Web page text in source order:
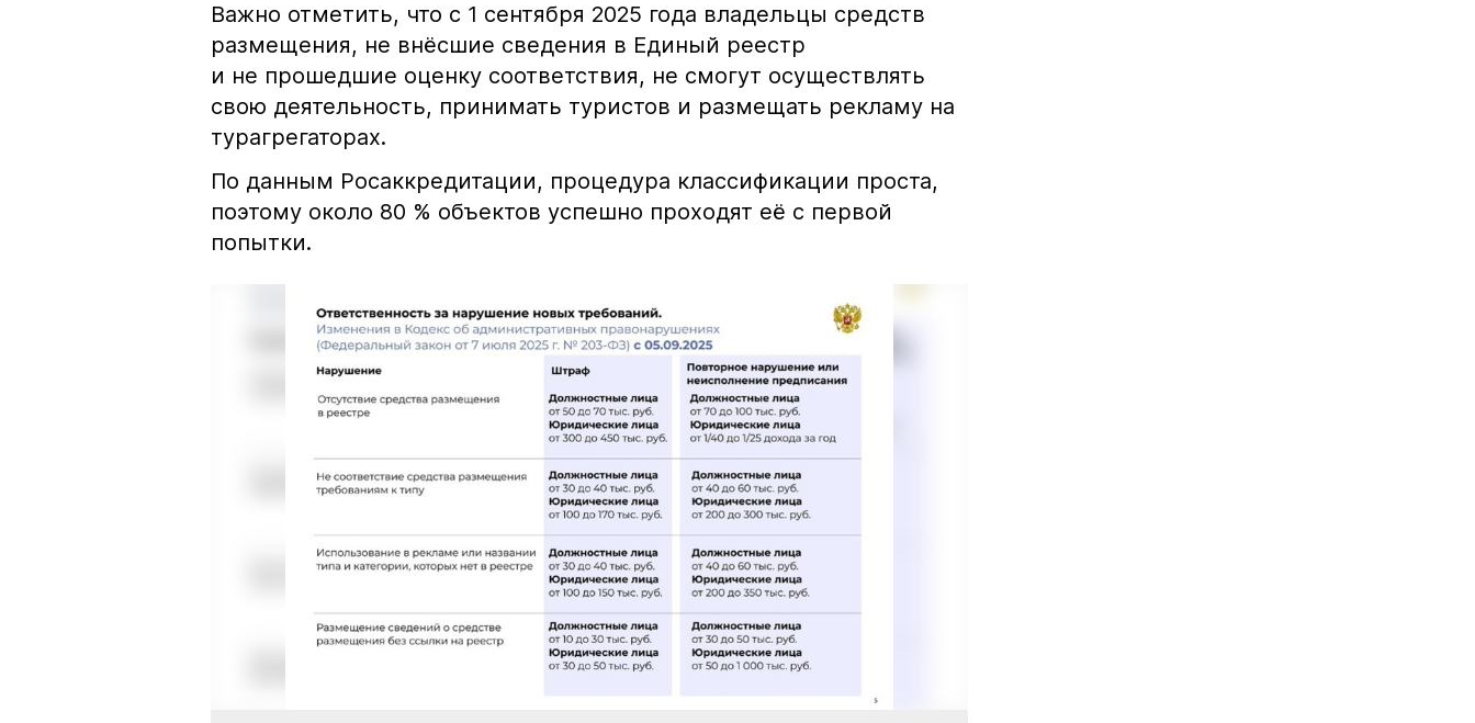
Важно отметить, что с 1 сентября 2025 года владельцы средств
размещения, не внёсшие сведения в Единый реестр
и не прошедшие оценку соответствия, не смогут осуществлять
свою деятельность, принимать туристов и размещать рекламу на
турагрегаторах.
По данным Росаккредитации, процедура классификации проста,
поэтому около 80 % объектов успешно проходят её с первой
попытки.